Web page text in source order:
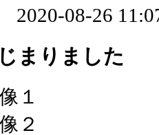
2020-08-26
まりました